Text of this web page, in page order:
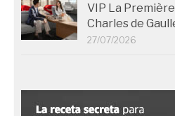
VIP La
Charles de
27/07/2026